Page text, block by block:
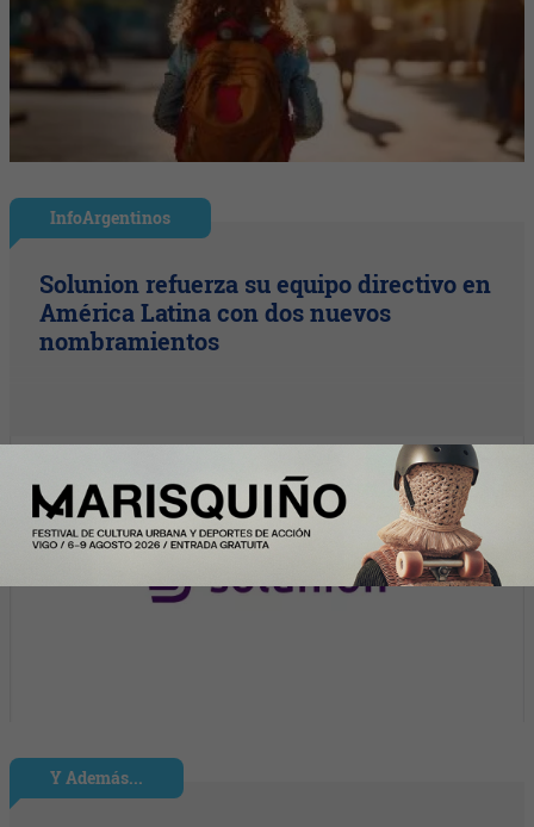
InfoArgentinos
Solunion refuerza su equipo directivo en
América Latina con dos nuevos
nombramientos
Y Además...